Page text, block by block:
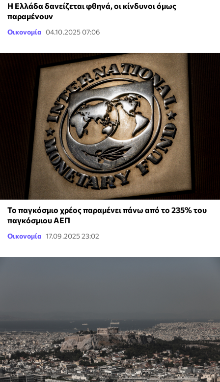
Η Ελλάδα δανείζεται φθηνά, οι κίνδυνοι όμως
παραμένουν
Οικονομία 04.10.2025 07:06
Το παγκόσμιο χρέος παραμένει πάνω από το 235% του
παγκόσμιου ΑΕΠ
Οικονομία 17.09.2025 23:02